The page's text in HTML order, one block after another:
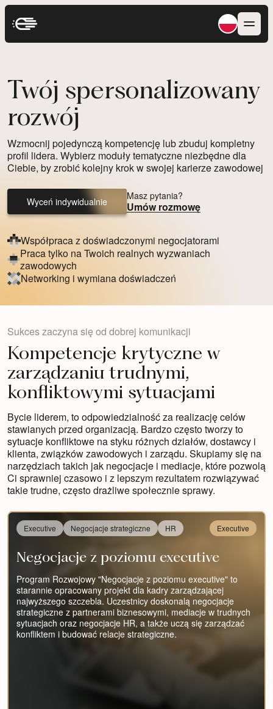
Twój spersonalizowany
rozwój
Wzmocnij pojedynczą kompetencję lub zbuduj kompletny
profil lidera. Wybierz moduły tematyczne niezbędne dla
Ciebie, by zrobić kolejny krok w swojej karierze zawodowej
Wyceń indywidualnie Masz pytania?
Umów rozmowę
Współpraca z doświadczonymi negocjatorami
Praca tylko na Twoich realnych wyzwaniach
zawodowych
Networking i wymiana doświadczeń
Sukces zaczyna się od dobrej komunikacji
Kompetencje krytyczne w
zarządzaniu trudnymi,
konfliktowymi sytuacjami
Bycie liderem, to odpowiedzialność za realizację celów
stawianych przed organizacją. Bardzo często tworzy to
sytuacje konfliktowe na styku różnych działów, dostawcy i
klienta, związków zawodowych i zarządu. Skupiamy się na
narzędziach takich jak negocjacje i mediacje, które pozwolą
Ci sprawniej czasowo i z lepszym rezultatem rozwiązywać
takie trudne, często drażliwe społecznie sprawy.
Executive Negocjacje strategiczne HR Executive
Negocjacje z poziomu executive
Program Rozwojowy "Negocjacje z poziomu executive" to
starannie opracowany projekt dla kadry zarządzającej
najwyższego szczebla. Uczestnicy doskonalą negocjacje
strategiczne z partnerami biznesowymi, mediacje w trudnych
sytuacjach oraz negocjacje HR, a także uczą się zarządzać
konfliktem i budować relacje strategiczne.